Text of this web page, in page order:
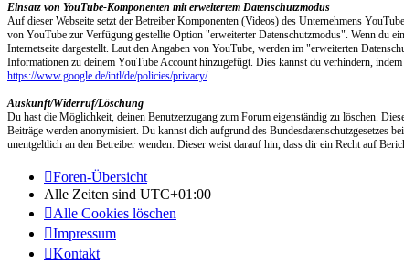
Einsatz von YouTube-Komponenten mit erweitertem Datenschutzmodus
Auf dieser Webseite setzt der Betreiber Komponenten (Videos) des Unternehmens
von YouTube zur Verfügung gestellte Option "erweiterter Datenschutzmodus". Wenn du
Internetseite dargestellt. Laut den Angaben von YouTube, werden im "erweiterten
Informationen zu deinem YouTube Account hinzugefügt. Dies kannst du verhindern,
https://www.google.de/intl/de/policies/privacy/
Auskunft/Widerruf/Löschung
Du hast die Möglichkeit, deinen Benutzerzugang zum Forum eigenständig zu löschen.
Beiträge werden anonymisiert. Du kannst dich aufgrund des Bundesdatenschutzgesetzes
unentgeltlich an den Betreiber wenden. Dieser weist darauf hin, dass dir ein Recht auf
Foren-Übersicht
Alle Zeiten sind UTC+01:00
Alle Cookies löschen
Impressum
Kontakt